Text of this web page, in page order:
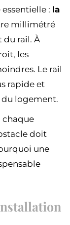
: la
millimétré
du rail. À
les
Le rail
rapide et
logement.
chaque
doit
une